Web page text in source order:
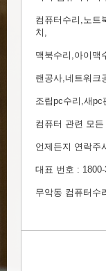
컴퓨터수리,노트
치,
맥북수리,아이맥
랜공사,네트워크
조립pc수리,새pc
컴퓨터 관련 모
언제든지 연락주
대표 번호 :
무악동 컴퓨터수